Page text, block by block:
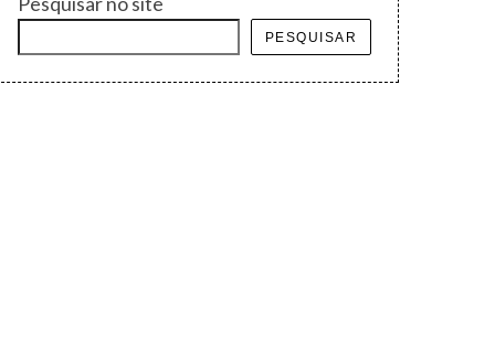
PESQUISAR